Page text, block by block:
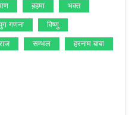
ब़हमा भक्‍त
गणना विष्‍णु
सम्‍भल हरनाम बाबा